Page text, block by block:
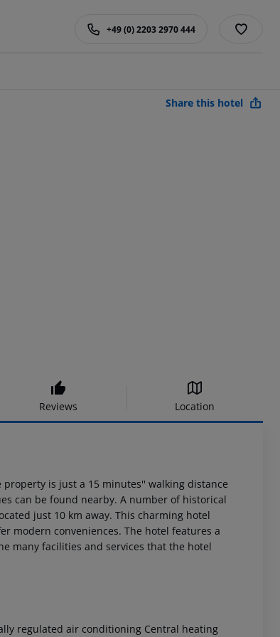
+49 (0) 2203 2970 444
Share this hotel
Reviews Location
is just a 15 minutes'' walking distance
can be found nearby. A number of historical
just 10 km away. This charming hotel
modern conveniences. The hotel features a
many facilities and services that the hotel
regulated air conditioning Central heating